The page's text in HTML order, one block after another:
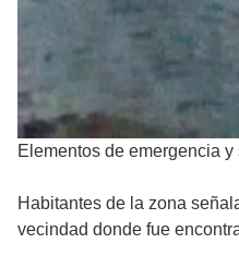
Elementos de emergencia
Habitantes de la zona
vecindad donde fue